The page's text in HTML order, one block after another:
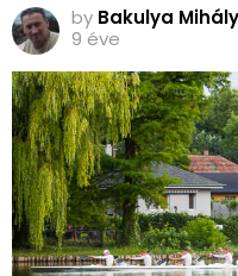
by Bakulya Mihály
9 éve